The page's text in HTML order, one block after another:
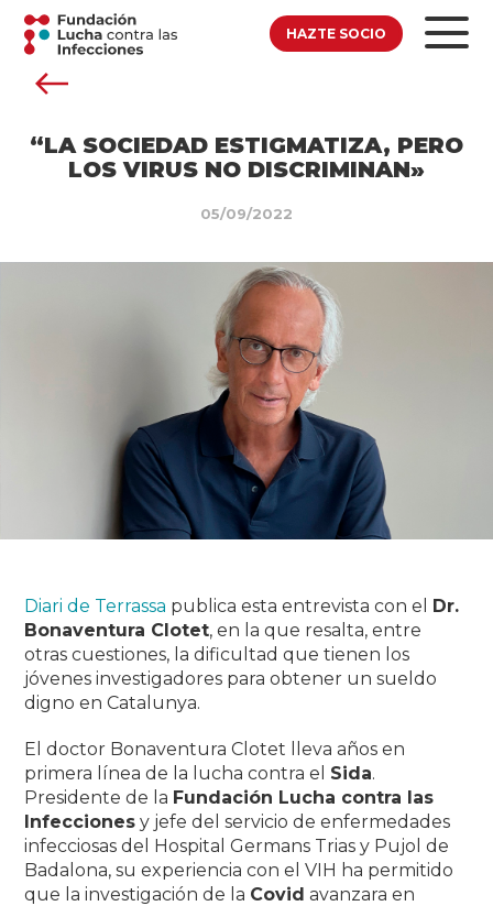
HAZTE SOCIO
“LA SOCIEDAD ESTIGMATIZA, PERO
LOS VIRUS NO DISCRIMINAN»
05/09/2022
Diari de Terrassa publica esta entrevista con el Dr.
Bonaventura Clotet, en la que resalta, entre
otras cuestiones, la dificultad que tienen los
jóvenes investigadores para obtener un sueldo
digno en Catalunya.
El doctor Bonaventura Clotet lleva años en
primera línea de la lucha contra el Sida.
Presidente de la Fundación Lucha contra las
Infecciones y jefe del servicio de enfermedades
infecciosas del Hospital Germans Trias y Pujol de
Badalona, su experiencia con el VIH ha permitido
que la investigación de la Covid avanzara en